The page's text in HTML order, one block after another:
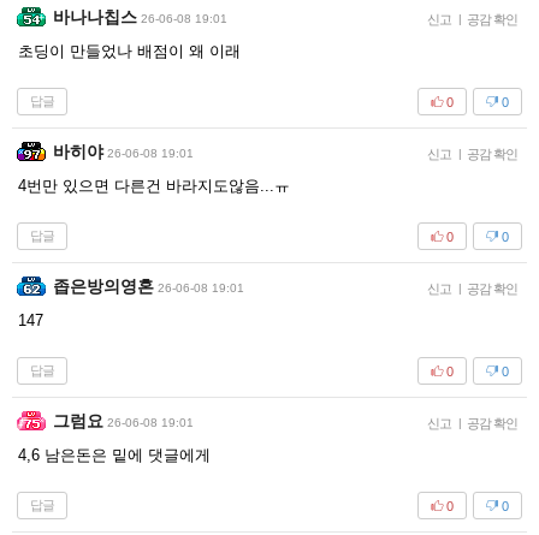
바나나칩스 26-06-08 19:01 신고 | 공감 확인
초딩이 만들었나 배점이 왜 이래
답글 0
0
바히야 26-06-08 19:01 신고 | 공감 확인
4번만 있으면 다른건 바라지도않음...ㅠ
답글 0
0
좁은방의영혼 26-06-08 19:01 신고 | 공감 확인
147
답글 0
0
그럼요 26-06-08 19:01 신고 | 공감 확인
4,6 남은돈은 밑에 댓글에게
답글 0
0